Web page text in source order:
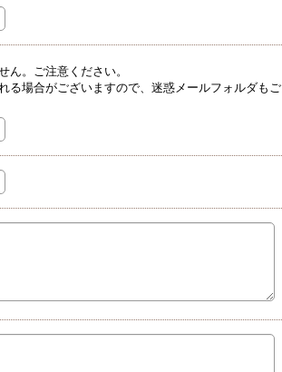
ん。ご注意ください。
る場合がございますので、迷惑メールフォルダもご